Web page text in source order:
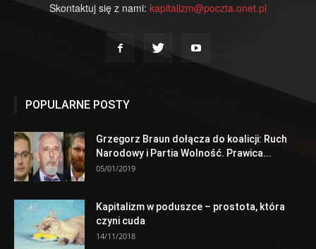
Skontaktuj się z nami: kapitalizm@poczta.onet.pl
POPULARNE POSTY
Grzegorz Braun dołącza do koalicji: Ruch
Narodowy i Partia Wolność. Prawica...
05/01/2019
Kapitalizm w poduszce – prostota, która
czyni cuda
14/11/2018